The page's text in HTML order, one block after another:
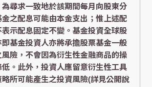
尋求一致地於該期間每月向股東分
之配息可能由本金支出；惟上述配
表示配息固定不變。基金投資全球股
基金投資人亦將承擔股票基金一般
險，不會因為衍生性金融商品的操
。此外，投資人應留意衍生性工具
所可能產生之投資風險(詳見公開說